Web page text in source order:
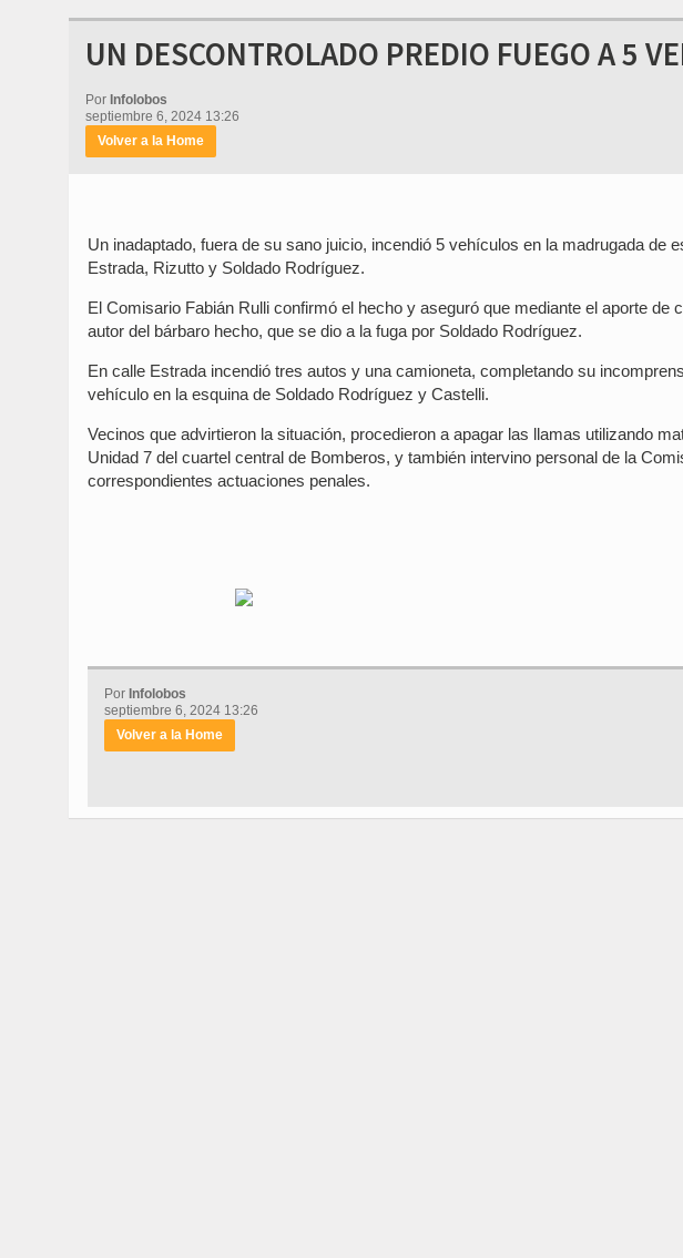
UN DESCONTROLADO PREDIO FUEGO A 5
Por Infolobos
septiembre 6, 2024 13:26
Volver a la Home
Un inadaptado, fuera de su sano juicio, incendió 5 vehículos en la madrugada de
Estrada, Rizutto y Soldado Rodríguez.
El Comisario Fabián Rulli confirmó el hecho y aseguró que mediante el aporte de
autor del bárbaro hecho, que se dio a la fuga por Soldado Rodríguez.
En calle Estrada incendió tres autos y una camioneta, completando su
vehículo en la esquina de Soldado Rodríguez y Castelli.
Vecinos que advirtieron la situación, procedieron a apagar las llamas utilizando
Unidad 7 del cuartel central de Bomberos, y también intervino personal de la
correspondientes actuaciones penales.
Por Infolobos
septiembre 6, 2024 13:26
Volver a la Home